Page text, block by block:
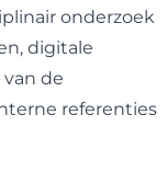
onderzoek
digitale
de
referenties